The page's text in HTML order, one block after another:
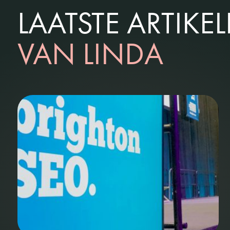
LAATSTE
VAN LINDA